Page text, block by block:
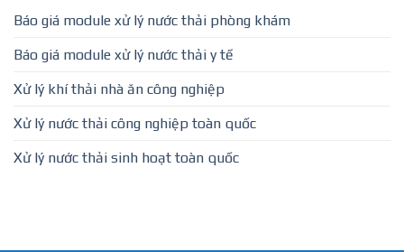
Báo giá module xử lý nước thải phòng khám
Báo giá module xử lý nước thải y tế
Xử lý khí thải nhà ăn công nghiệp
Xử lý nước thải công nghiệp toàn quốc
Xử lý nước thải sinh hoạt toàn quốc